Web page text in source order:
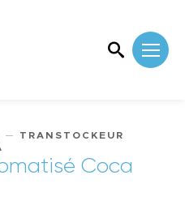
— TRANSTOCKEUR
Coca